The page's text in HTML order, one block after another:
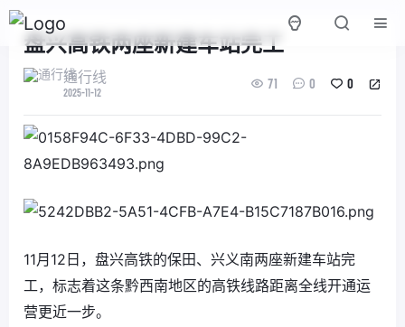
盘兴高铁两座新建车站完工
通行线
2025-11-12
71 0 0
11月12日，盘兴高铁的保田、兴义南两座新建车站完
工，标志着这条黔西南地区的高铁线路距离全线开通运
营更近一步。